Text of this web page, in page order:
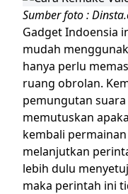
Sumber foto :
Gadget Indoensia
mudah
hanya perlu
ruang obrolan.
pemungutan
memutuskan
kembali
melanjutkan
lebih dulu
maka perintah ini